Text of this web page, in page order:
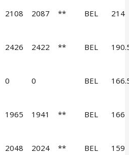
2108 2087 ** BEL 214
2426 2422 ** BEL
0 0 BEL
1965 1941 ** BEL 166
2048 2024 ** BEL 159